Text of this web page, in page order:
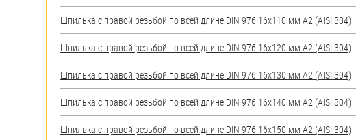
Шпилька с правой резьбой по всей длине DIN 976 16х110 мм А2 (AISI 304)
Шпилька с правой резьбой по всей длине DIN 976 16х120 мм А2 (AISI 304)
Шпилька с правой резьбой по всей длине DIN 976 16х130 мм А2 (AISI 304)
Шпилька с правой резьбой по всей длине DIN 976 16х140 мм А2 (AISI 304)
Шпилька с правой резьбой по всей длине DIN 976 16х150 мм А2 (AISI 304)